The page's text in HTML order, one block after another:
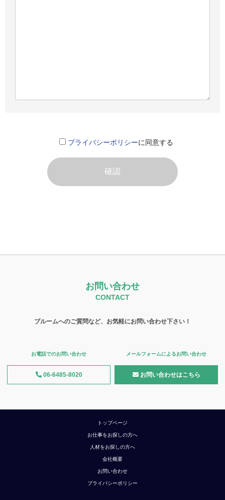
プライバシーポリシーに同意する
お問い合わせ
CONTACT
ブルームへのご質問など、お気軽にお問い合わせ下さい！
お電話でのお問い合わせ
06-6485-8020
メールフォームによるお問い合わせ
お問い合わせはこちら
トップページ
お仕事をお探しの方へ
人材をお探しの方へ
会社概要
お問い合わせ
プライバシーポリシー